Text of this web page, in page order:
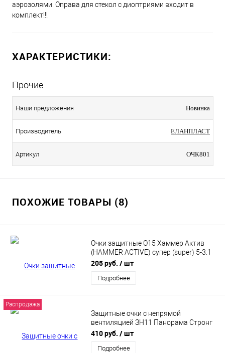
аэрозолями. Оправа для стекол с диоптриями входит в
комплект!!!
ХАРАКТЕРИСТИКИ:
Прочие
Наши предложения Новинка
Производитель ЕЛАНПЛАСТ
Артикул ОЧК801
ПОХОЖИЕ ТОВАРЫ (8)
Очки защитные О15 Хаммер Актив
(HAMMER ACTIVE) супер (super) 5-3.1
PC
205 руб. / шт
Подробнее
Распродажа
Защитные очки с непрямой
вентиляцией ЗН11 Панорама Стронг
Гласс (PANORAMA Strong Glass) (2С-1,2
РС)
410 руб. / шт
Подробнее